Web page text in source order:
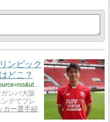
ンピック
どこ？
http://arry-life.com/archives/198?utm_source=rss&utm_medium=rss&utm_campaign=post-198
ンバ大阪
テでプレ
カー選手紹